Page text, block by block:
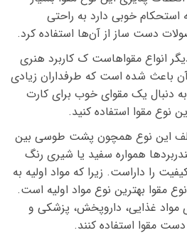
استحکام خوبی دارد به راحتی‌
دست ساز از آن‌ها استفاده کرد.
دیگر انواع مقواهاست ک کاربرد هنری
باعث شده است که طرفداران زیادی
به دنبال یک مقوای خوب برای کارت
نوع مقوا استفاده کنید.
این نوع همچون پشت طوسی بین
ایندربرد‌ها همواره سفید یا شیری رنگ
را داراست. زیرا که مواد اولیه به
نوع مقوا بهترین نوع مواد اولیه است.
مواد غذایی، داروپخش، پزشکی و
مقوا استفاده کنند.